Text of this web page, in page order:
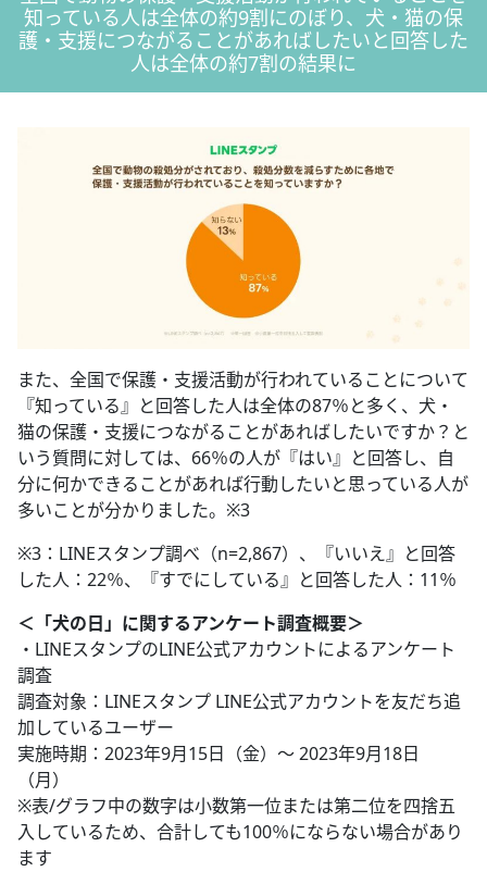
知っている人は全体の約9割にのぼり、犬・猫の保
護・支援につながることがあればしたいと回答した
人は全体の約7割の結果に
また、全国で保護・支援活動が行われていることについて
『知っている』と回答した人は全体の87％と多く、犬・
猫の保護・支援につながることがあればしたいですか？と
いう質問に対しては、66％の人が『はい』と回答し、自
分に何かできることがあれば行動したいと思っている人が
多いことが分かりました。※3
※3：LINEスタンプ調べ（n=2,867）、『いいえ』と回答
した人：22％、『すでにしている』と回答した人：11％
＜「犬の日」に関するアンケート調査概要＞
・LINEスタンプのLINE公式アカウントによるアンケート
調査
調査対象：LINEスタンプ LINE公式アカウントを友だち追
加しているユーザー
実施時期：2023年9月15日（金）～ 2023年9月18日
（月）
※表/グラフ中の数字は小数第一位または第二位を四捨五
入しているため、合計しても100％にならない場合があり
ます